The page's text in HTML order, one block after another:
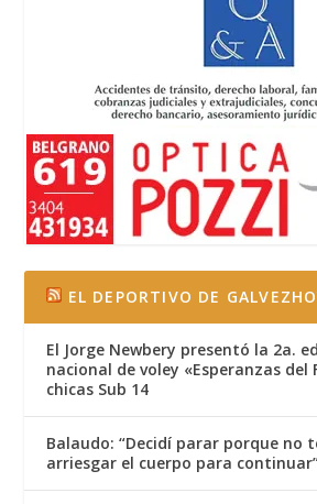
EL DEPORTIVO DE
El Jorge Newbery presentó la 2a.
nacional de voley «Esperanzas del
chicas Sub 14
Balaudo: “Decidí parar porque no
arriesgar el cuerpo para